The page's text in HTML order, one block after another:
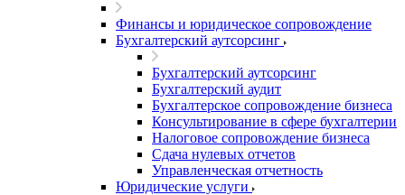
Финансы и юридическое сопровождение
Бухгалтерский аутсорсинг
Бухгалтерский аутсорсинг
Бухгалтерский аудит
Бухгалтерское сопровождение бизнеса
Консультирование в сфере бухгалтерии
Налоговое сопровождение бизнеса
Сдача нулевых отчетов
Управленческая отчетность
Юридические услуги